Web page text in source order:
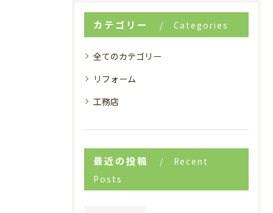
カテゴリー Categories
全てのカテゴリー
リフォーム
工務店
最近の投稿
Recent
Posts